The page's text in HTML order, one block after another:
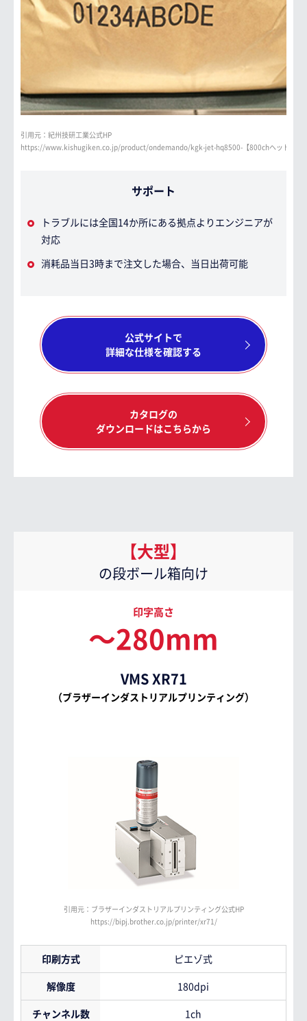
引用元：紀州技研工業公式HP
https://www.kishugiken.co.jp/product/ondemando/kgk-jet-hq8500-【800chヘッド】/
サポート
トラブルには全国14か所にある拠点よりエンジニアが
対応
消耗品当日3時まで注文した場合、当日出荷可能
公式サイトで
詳細な仕様を確認する
カタログの
ダウンロードはこちらから
【大型】
の段ボール箱向け
印字高さ
～280mm
VMS XR71
（ブラザーインダストリアルプリンティング）
引用元：ブラザーインダストリアルプリンティング公式HP
https://bipj.brother.co.jp/printer/xr71/
印刷方式
ピエゾ式
解像度
180dpi
チャンネル数
1ch